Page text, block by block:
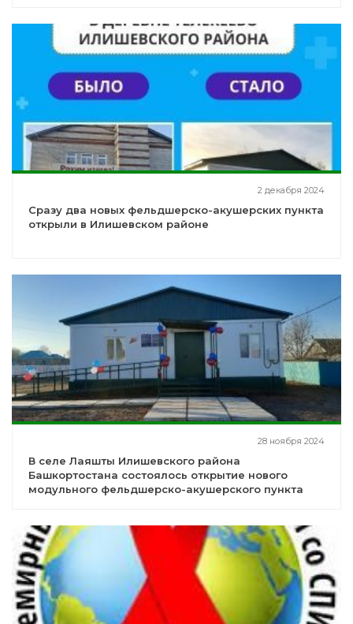
2 декабря 2024
Сразу два новых фельдшерско-акушерских пункта
открыли в Илишевском районе
28 ноября 2024
В селе Лаяшты Илишевского района
Башкортостана состоялось открытие нового
модульного фельдшерско-акушерского пункта